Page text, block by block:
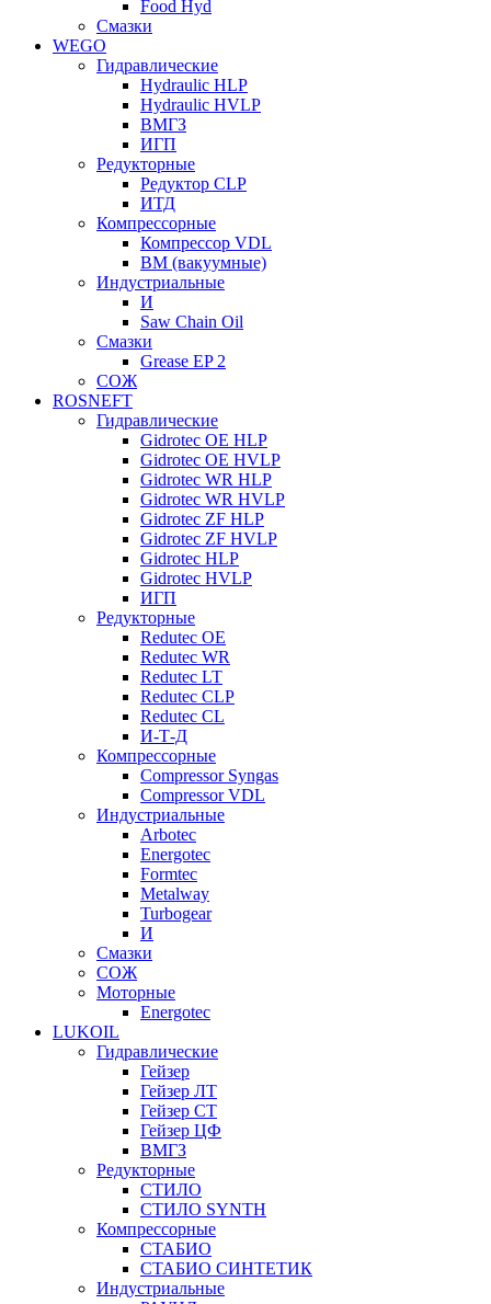
Food Hyd
Смазки
WEGO
Гидравлические
Hydraulic HLP
Hydraulic HVLP
ВМГЗ
ИГП
Редукторные
Редуктор CLP
ИТД
Компрессорные
Компрессор VDL
ВМ (вакуумные)
Индустриальные
И
Saw Chain Oil
Смазки
Grease EP 2
СОЖ
ROSNEFT
Гидравлические
Gidrotec OE HLP
Gidrotec OE HVLP
Gidrotec WR HLP
Gidrotec WR HVLP
Gidrotec ZF HLP
Gidrotec ZF HVLP
Gidrotec HLP
Gidrotec HVLP
ИГП
Редукторные
Redutec OE
Redutec WR
Redutec LT
Redutec CLP
Redutec CL
И-Т-Д
Компрессорные
Compressor Syngas
Compressor VDL
Индустриальные
Arbotec
Energotec
Formtec
Metalway
Turbogear
И
Смазки
СОЖ
Моторные
Energotec
LUKOIL
Гидравлические
Гейзер
Гейзер ЛТ
Гейзер СТ
Гейзер ЦФ
ВМГЗ
Редукторные
СТИЛО
СТИЛО SYNTH
Компрессорные
СТАБИО
СТАБИО СИНТЕТИК
Индустриальные